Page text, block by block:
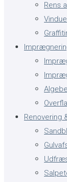
Rens
Renovering